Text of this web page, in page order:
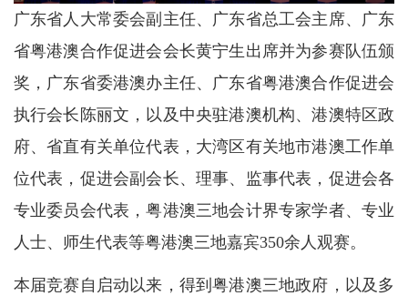
广东省人大常委会副主任、广东省总工会主席、广东
省粤港澳合作促进会会长黄宁生出席并为参赛队伍颁
奖，广东省委港澳办主任、广东省粤港澳合作促进会
执行会长陈丽文，以及中央驻港澳机构、港澳特区政
府、省直有关单位代表，大湾区有关地市港澳工作单
位代表，促进会副会长、理事、监事代表，促进会各
专业委员会代表，粤港澳三地会计界专家学者、专业
人士、师生代表等粤港澳三地嘉宾350余人观赛。
本届竞赛自启动以来，得到粤港澳三地政府，以及多